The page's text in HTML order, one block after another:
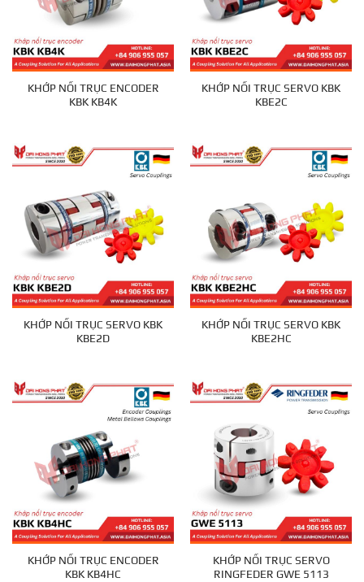
KHỚP NỐI TRỤC ENCODER
KBK KB4K
KHỚP NỐI TRỤC SERVO KBK
KBE2C
KHỚP NỐI TRỤC SERVO KBK
KBE2D
KHỚP NỐI TRỤC SERVO KBK
KBE2HC
KHỚP NỐI TRỤC ENCODER
KBK KB4HC
KHỚP NỐI TRỤC SERVO
RINGFEDER GWE 5113